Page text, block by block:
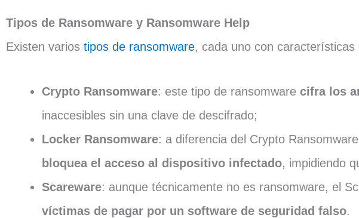
Tipos de Ransomware y Ransomware Help
Existen varios tipos de ransomware, cada uno con características
Crypto Ransomware: este tipo de ransomware cifra los
inaccesibles sin una clave de descifrado;
Locker Ransomware: a diferencia del Crypto
bloquea el acceso al dispositivo infectado, impidiendo
Scareware: aunque técnicamente no es ransomware, el
víctimas de pagar por un software de seguridad falso.